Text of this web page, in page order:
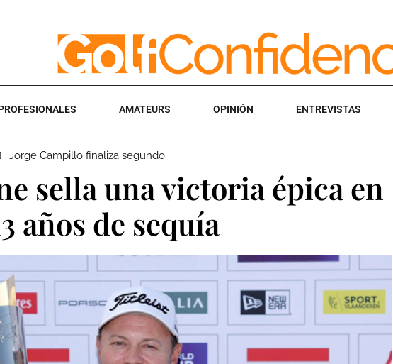
AMATEURS OPINIÓN ENTREVISTAS
Jorge Campillo finaliza segundo
sella una victoria épica en
años de sequía